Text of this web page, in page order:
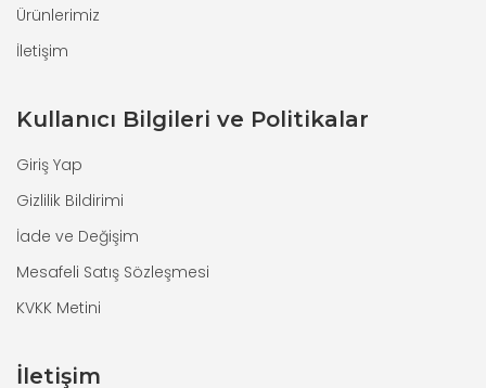
Ürünlerimiz
İletişim
Kullanıcı Bilgileri ve Politikalar
Giriş Yap
Gizlilik Bildirimi
İade ve Değişim
Mesafeli Satış Sözleşmesi
KVKK Metini
İletişim